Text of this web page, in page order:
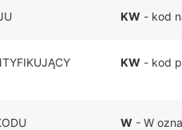
KW - kod
KW - kod
W - W